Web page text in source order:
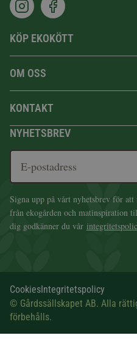
KÖP EKOKÖTT
OM OSS
KONTAKT
NYHETSBREV
Signa upp på vårt nyhetsbrev för
från ekogården och matinspiration
dig godkänner du vår
CookiesIntegritetspolicy
© Gårdssällskapet AB. Alla
förbehålls.